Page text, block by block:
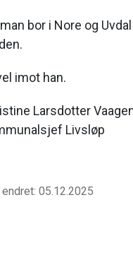
bor i Nore og
imot han.
Larsdotter
Livsløp
05.12.2025